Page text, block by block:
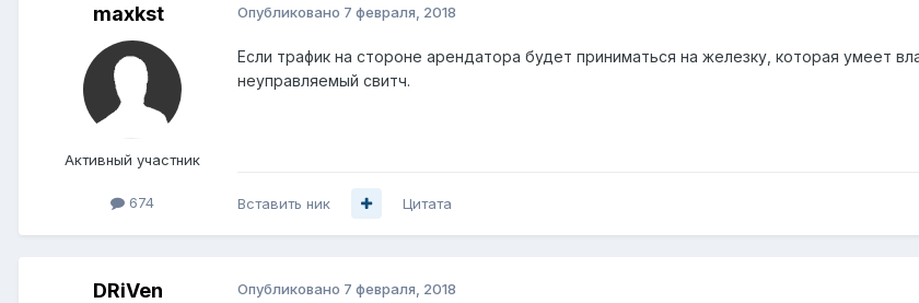
maxkst
Активный участник
674
Опубликовано 7 февраля, 2018
Если трафик на стороне арендатора будет приниматься на железку, которая умеет
неуправляемый свитч.
Вставить ник Цитата
DRiVen Опубликовано 7 февраля, 2018